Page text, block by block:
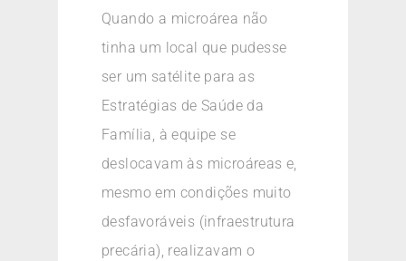
Quando a microárea não
tinha um local que pudesse
ser um satélite para as
Estratégias de Saúde da
Família, à equipe se
deslocavam às microáreas e,
mesmo em condições muito
desfavoráveis (infraestrutura
precária), realizavam o